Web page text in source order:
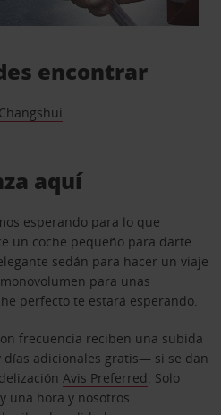
encontrar
aquí
esperando para lo que
un coche pequeño para darte
sedán para hacer un viaje
para unas
perfecto te estará esperando.
frecuencia reciben una subida
adicionales gratis— si se dan
Avis Preferred. Solo
una hora y nosotros